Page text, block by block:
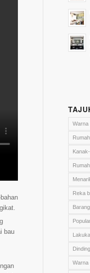
bau
Warna
Reka
Warna